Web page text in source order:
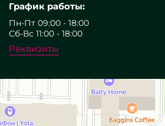
График работы:
Пн-Пт 09:00 - 18:00
Сб-Вс 11:00 - 18:00
Реквизиты